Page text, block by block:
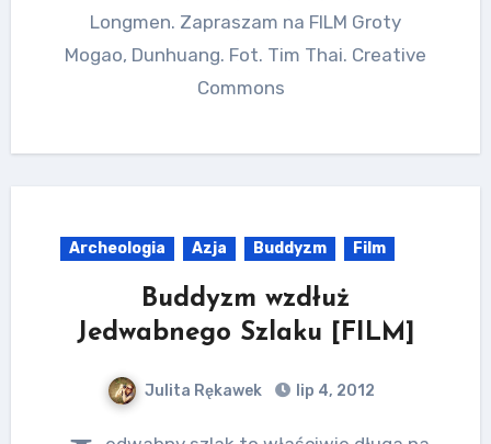
Longmen. Zapraszam na FILM Groty
Mogao, Dunhuang. Fot. Tim Thai. Creative
Commons
Archeologia Azja Buddyzm Film
Buddyzm wzdłuż
Jedwabnego Szlaku [FILM]
Julita Rękawek lip 4, 2012